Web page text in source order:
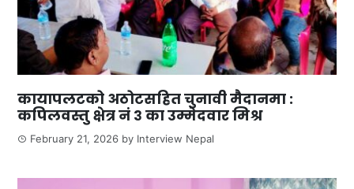
कायापलटको अठोटसहित चुनावी मैदानमा :
कपिलवस्तु क्षेत्र नं ३ का उम्मेदवार मिश्र
February 21, 2026 by Interview Nepal